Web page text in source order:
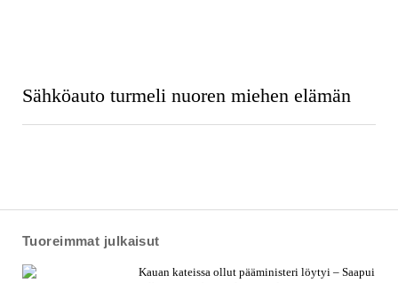
Sähköauto turmeli nuoren miehen elämän
Tuoreimmat julkaisut
Kauan kateissa ollut pääministeri löytyi – Saapui